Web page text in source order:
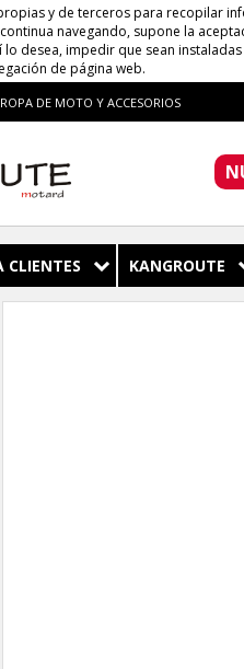
y de terceros para recopilar
navegando, supone la
desea, impedir que sean
de página web.
DE MOTO Y ACCESORIOS
CLIENTES KANGROUTE